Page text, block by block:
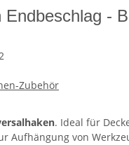
Endbeschlag -
Zubehör
. Ideal für
Aufhängung von